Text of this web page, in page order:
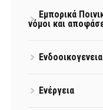
Εμπορικά
νόμοι και
Ενέργεια